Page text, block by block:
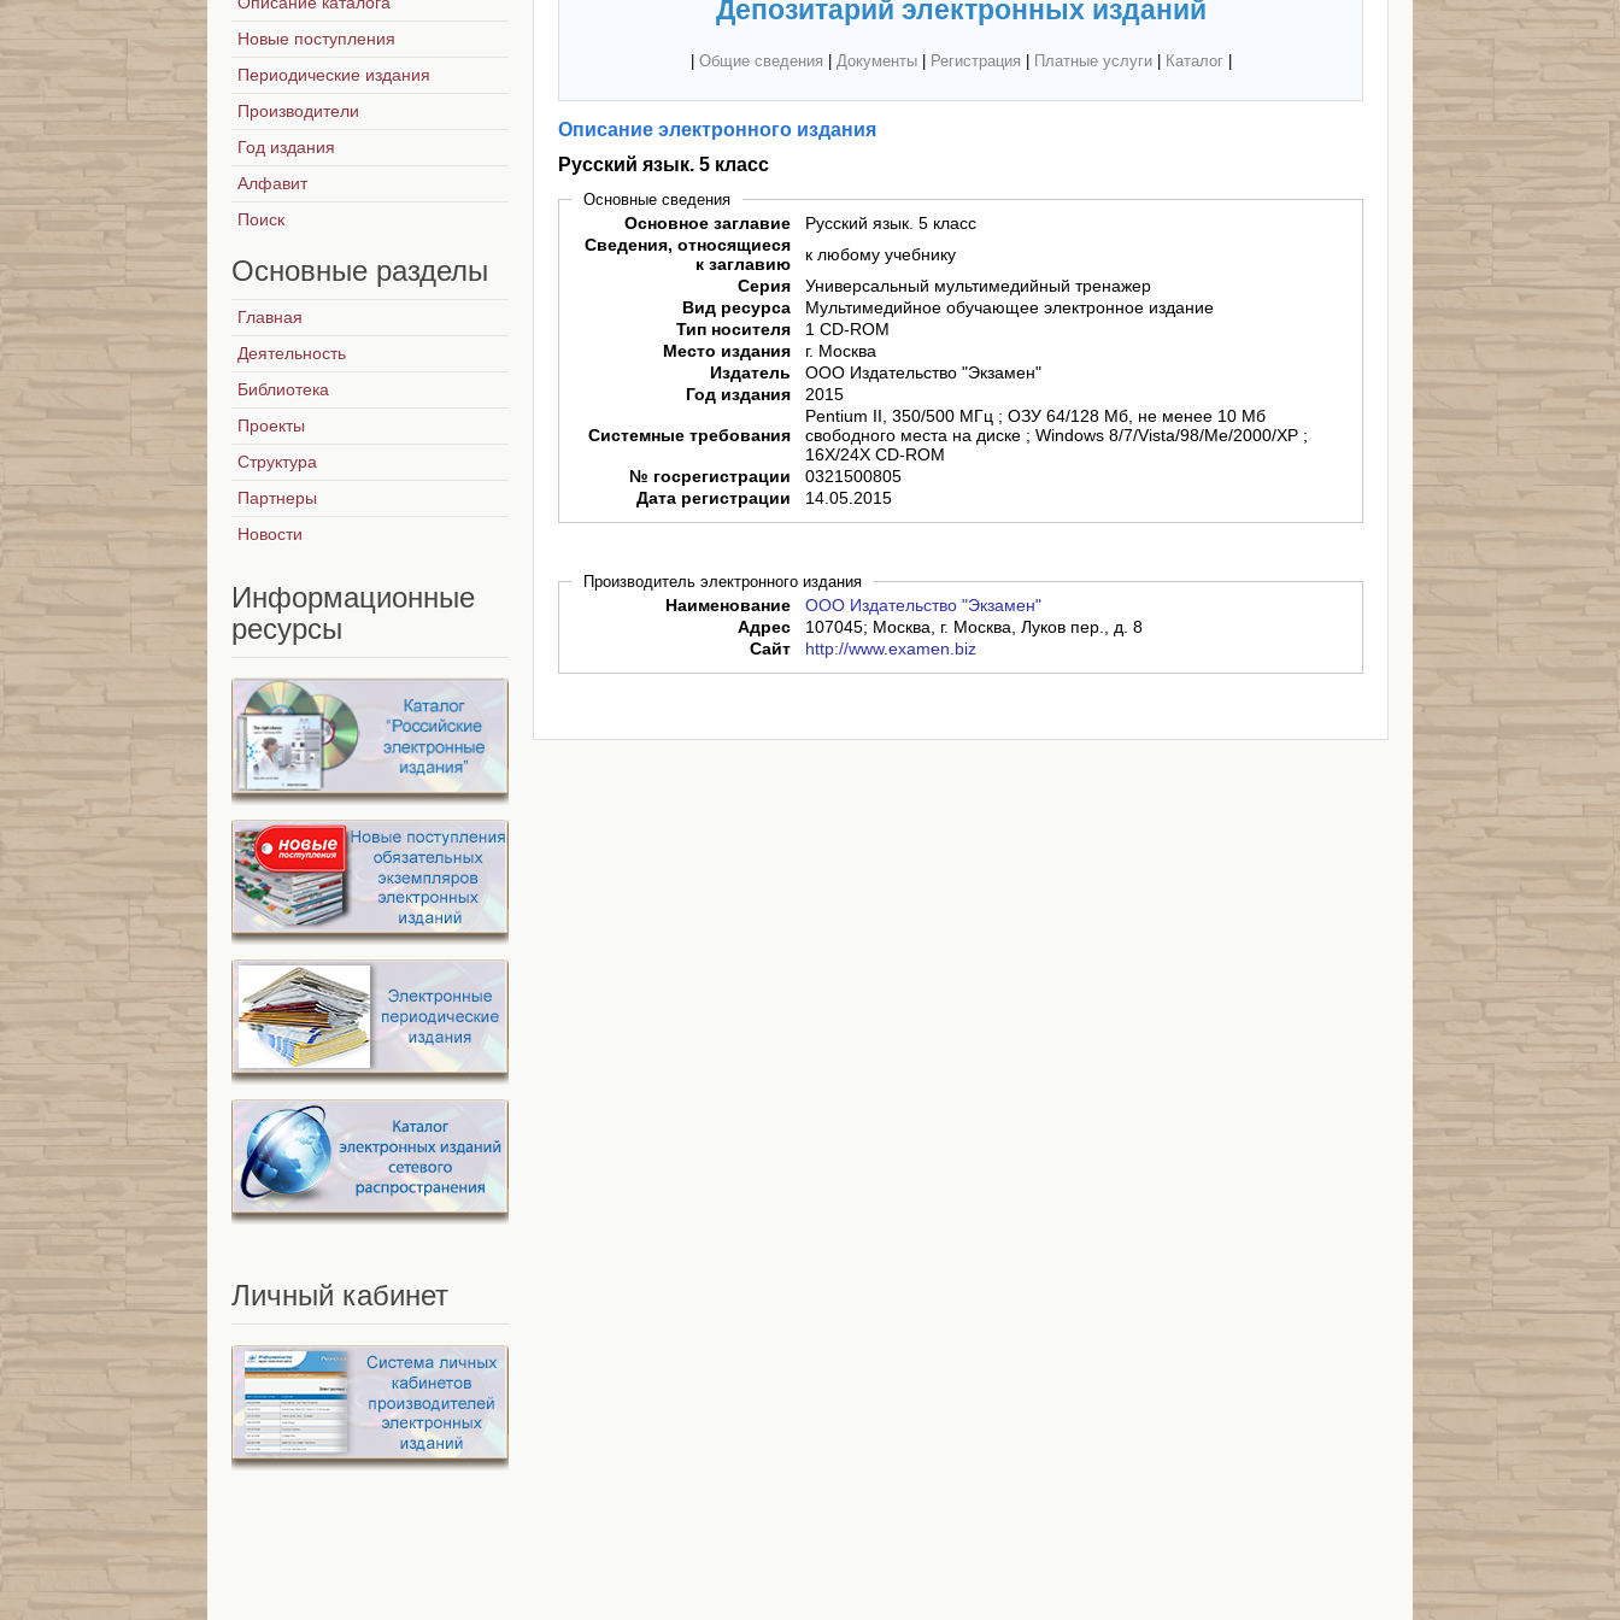
Депозитарий электронных изданий
Общие сведения Документы| Регистрация Платные услуги| Каталог|
Описание электронного издания
Русский язык. 5 класс
Основные сведения
Основное заглавие
Русский язык. 5 класс
Сведения, относящиеся
к заглавию
к любому учебнику
Серия
Универсальный мультимедийный тренажер
Вид ресурса
Мультимедийное обучающее электронное издание
Тип носителя
1 CD-ROM
Место издания
г. Москва
Издатель
ООО Издательство "Экзамен"
Год издания
2015
Системные требования
Pentium II, 350/500 МГц ; ОЗУ 64/128 Мб, не менее 10 Мб
свободного места на диске ; Windows 8/7/Vista/98/Me/2000/XP ;
16Х/24Х CD-ROM
№ госрегистрации
0321500805
Дата регистрации
14.05.2015
Производитель электронного издания
Наименование
ООО Издательство "Экзамен"
Адрес
107045; Москва, г. Москва, Луков пер., д. 8
Сайт
http://www.examen.biz
Новые поступления
Периодические издания
Производители
Год издания
Алфавит
Поиск
Основные разделы
Главная
Деятельность
Библиотека
Проекты
Структура
Партнеры
Новости
Информационные
ресурсы
Личный кабинет